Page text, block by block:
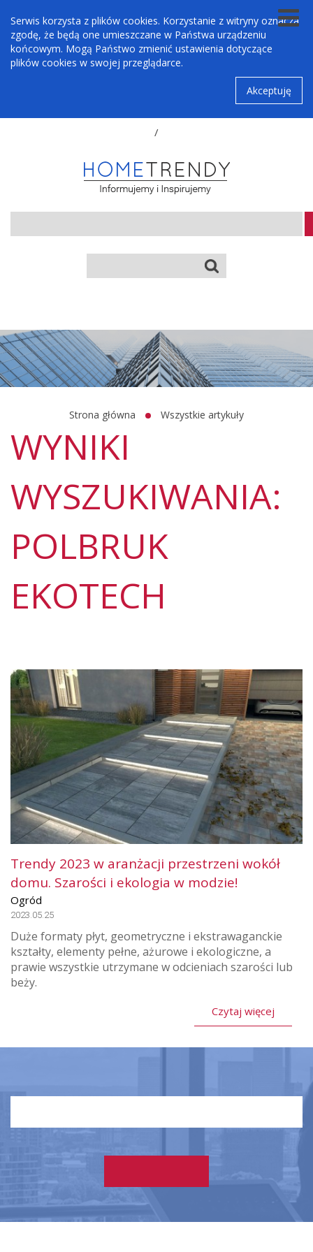
Serwis korzysta z plików cookies. Korzystanie z witryny oznacza
zgodę, że będą one umieszczane w Państwa urządzeniu
końcowym. Mogą Państwo zmienić ustawienia dotyczące
plików cookies w swojej przeglądarce.
Akceptuję
/
Strona główna Wszystkie artykuły
WYNIKI
WYSZUKIWANIA:
POLBRUK
EKOTECH
Trendy 2023 w aranżacji przestrzeni wokół
domu. Szarości i ekologia w modzie!
Ogród
2023.05.25
Duże formaty płyt, geometryczne i ekstrawaganckie
kształty, elementy pełne, ażurowe i ekologiczne, a
prawie wszystkie utrzymane w odcieniach szarości lub
beży.
Czytaj więcej